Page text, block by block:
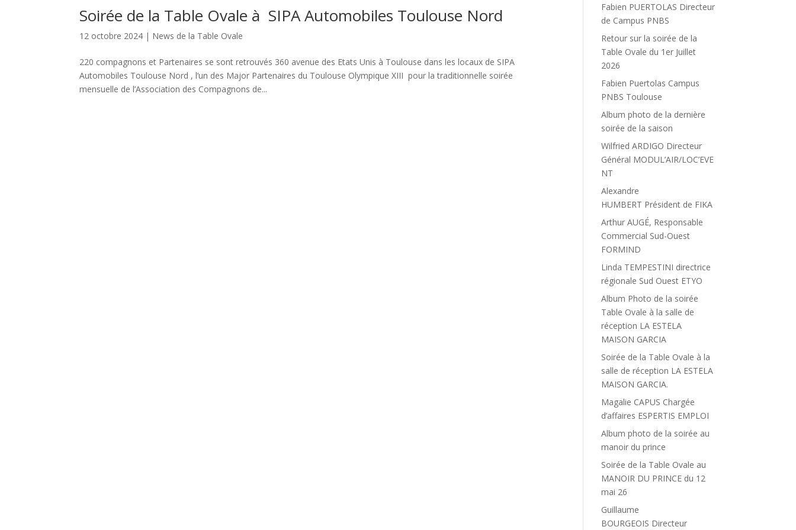
Soirée de la Table Ovale à SIPA Automobiles Toulouse Nord
12 octobre 2024 | News de la Table Ovale
220 compagnons et Partenaires se sont retrouvés 360 avenue des Etats Unis à Toulouse dans les locaux de SIPA
Automobiles Toulouse Nord , l’un des Major Partenaires du Toulouse Olympique XIII pour la traditionnelle soirée
mensuelle de l’Association des Compagnons de...
Fabien PUERTOLAS Directeur
de Campus PNBS
Retour sur la soirée de la
Table Ovale du 1er Juillet
2026
Fabien Puertolas Campus
PNBS Toulouse
Album photo de la dernière
soirée de la saison
Wilfried ARDIGO Directeur
Général MODUL’AIR/LOC’EVE
NT
Alexandre
HUMBERT Président de FIKA
Arthur AUGÉ, Responsable
Commercial Sud-Ouest
FORMIND
Linda TEMPESTINI directrice
régionale Sud Ouest ETYO
Album Photo de la soirée
Table Ovale à la salle de
réception LA ESTELA
MAISON GARCIA
Soirée de la Table Ovale à la
salle de réception LA ESTELA
MAISON GARCIA.
Magalie CAPUS Chargée
d’affaires ESPERTIS EMPLOI
Album photo de la soirée au
manoir du prince
Soirée de la Table Ovale au
MANOIR DU PRINCE du 12
mai 26
Guillaume
BOURGEOIS Directeur